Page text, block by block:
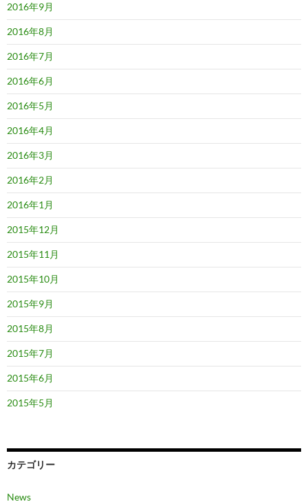
2016年9月
2016年8月
2016年7月
2016年6月
2016年5月
2016年4月
2016年3月
2016年2月
2016年1月
2015年12月
2015年11月
2015年10月
2015年9月
2015年8月
2015年7月
2015年6月
2015年5月
カテゴリー
News